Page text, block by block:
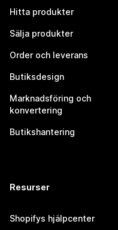
Hitta produkter
Sälja produkter
Order och leverans
Butiksdesign
Marknadsföring och
konvertering
Butikshantering
Resurser
Shopifys hjälpcenter